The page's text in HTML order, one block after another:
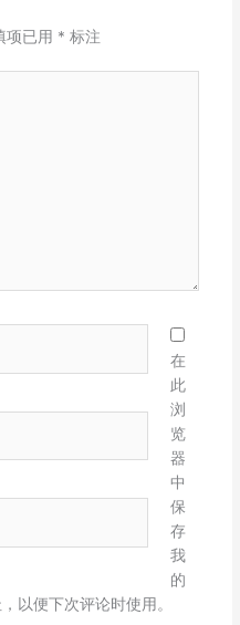
项已用 * 标注
在
此
浏
览
器
中
保
存
我
的
以便下次评论时使用。